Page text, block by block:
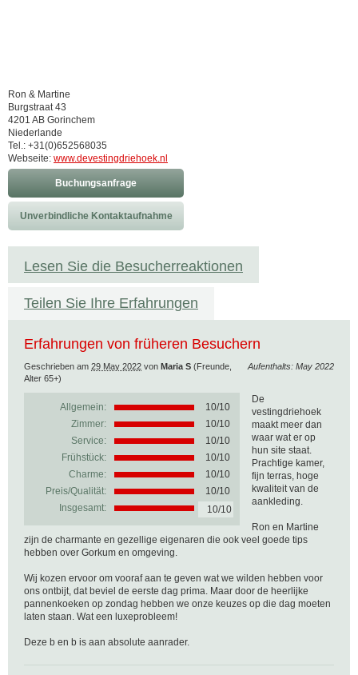
Ron & Martine
Burgstraat 43
4201 AB Gorinchem
Niederlande
Tel.: +31(0)652568035
Webseite: www.devestingdriehoek.nl
Buchungsanfrage
Unverbindliche Kontaktaufnahme
Lesen Sie die Besucherreaktionen
Teilen Sie Ihre Erfahrungen
Erfahrungen von früheren Besuchern
Aufenthalts: May 2022
Geschrieben am 29 May 2022 von Maria S (Freunde,
Alter 65+)
Allgemein: 10/10
Zimmer:
10/10
Service:
10/10
Frühstück:
10/10
Charme:
10/10
Preis/Qualität:
10/10
Insgesamt:
10/10
De
vestingdriehoek
maakt meer dan
waar wat er op
hun site staat.
Prachtige kamer,
fijn terras, hoge
kwaliteit van de
aankleding.
Ron en Martine
zijn de charmante en gezellige eigenaren die ook veel goede tips
hebben over Gorkum en omgeving.
Wij kozen ervoor om vooraf aan te geven wat we wilden hebben voor
ons ontbijt, dat beviel de eerste dag prima. Maar door de heerlijke
pannenkoeken op zondag hebben we onze keuzes op die dag moeten
laten staan. Wat een luxeprobleem!
Deze b en b is aan absolute aanrader.